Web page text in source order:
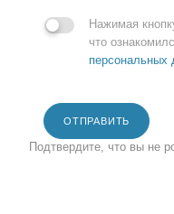
Нажимая
что
персональных
ОТПРАВИТЬ
Подтвердите, что вы не